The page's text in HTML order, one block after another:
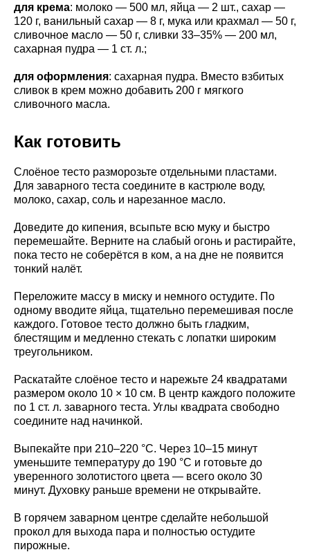
для крема: молоко — 500 мл, яйца — 2 шт., сахар —
120 г, ванильный сахар — 8 г, мука или крахмал — 50 г,
сливочное масло — 50 г, сливки 33–35% — 200 мл,
сахарная пудра — 1 ст. л.;
для оформления: сахарная пудра. Вместо взбитых
сливок в крем можно добавить 200 г мягкого
сливочного масла.
Как готовить
Слоёное тесто разморозьте отдельными пластами.
Для заварного теста соедините в кастрюле воду,
молоко, сахар, соль и нарезанное масло.
Доведите до кипения, всыпьте всю муку и быстро
перемешайте. Верните на слабый огонь и растирайте,
пока тесто не соберётся в ком, а на дне не появится
тонкий налёт.
Переложите массу в миску и немного остудите. По
одному вводите яйца, тщательно перемешивая после
каждого. Готовое тесто должно быть гладким,
блестящим и медленно стекать с лопатки широким
треугольником.
Раскатайте слоёное тесто и нарежьте 24 квадратами
размером около 10 × 10 см. В центр каждого положите
по 1 ст. л. заварного теста. Углы квадрата свободно
соедините над начинкой.
Выпекайте при 210–220 °C. Через 10–15 минут
уменьшите температуру до 190 °C и готовьте до
уверенного золотистого цвета — всего около 30
минут. Духовку раньше времени не открывайте.
В горячем заварном центре сделайте небольшой
прокол для выхода пара и полностью остудите
пирожные.